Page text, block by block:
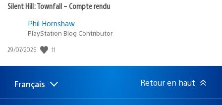
Silent Hill: Townfall – Compte rendu
Phil Hornshaw
PlayStation Blog Contributor
Date
publication
29/07/2026 11
Choisir
une
Région
actuelle
Français Retour en haut